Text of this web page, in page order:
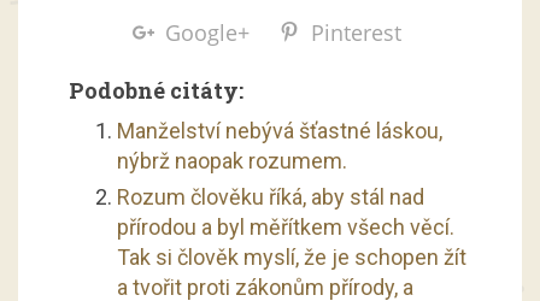
Google+
Pinterest
Podobné citáty:
Manželství nebývá šťastné láskou,
nýbrž naopak rozumem.
Rozum člověku říká, aby stál nad
přírodou a byl měřítkem všech věcí.
Tak si člověk myslí, že je schopen žít
a tvořit proti zákonům přírody, a